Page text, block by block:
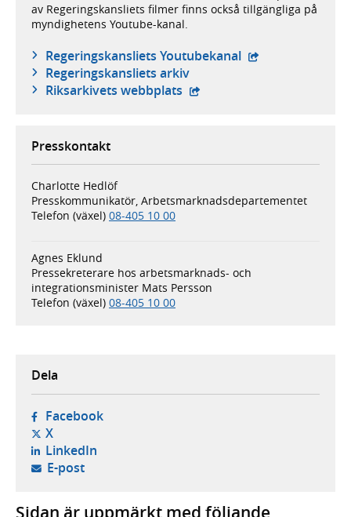
av Regeringskansliets filmer finns också tillgängliga på
myndighetens Youtube-kanal.
Regeringskansliets Youtubekanal - extern
Regeringskansliets arkiv
Riksarkivets webbplats - extern webbplats,
Presskontakt
Charlotte Hedlöf
Presskommunikatör, Arbetsmarknadsdepartementet
Telefon (växel) 08-405 10 00
Agnes Eklund
Pressekreterare hos arbetsmarknads- och
integrationsminister Mats Persson
Telefon (växel) 08-405 10 00
Dela
Facebook- öppnas i ny flik, extern webbplats,
X- öppnas i ny flik, extern webbplats,
LinkedIn- öppnas i ny flik, extern webbplats,
E-post- öppnar din e-postklient,
Sidan är uppmärkt med följande